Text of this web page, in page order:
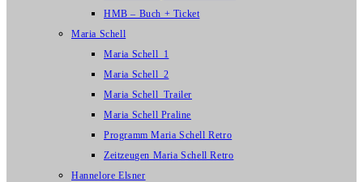
HMB – Buch + Ticket
Maria Schell
Maria Schell_1
Maria Schell_2
Maria Schell_Trailer
Maria Schell Praline
Programm Maria Schell Retro
Zeitzeugen Maria Schell Retro
Hannelore Elsner